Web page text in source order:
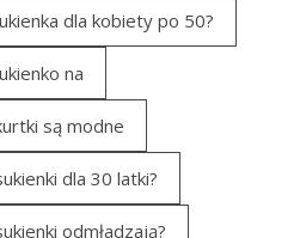
dla kobiety po 50?
na
są modne
dla 30 latki?
odmładzają?